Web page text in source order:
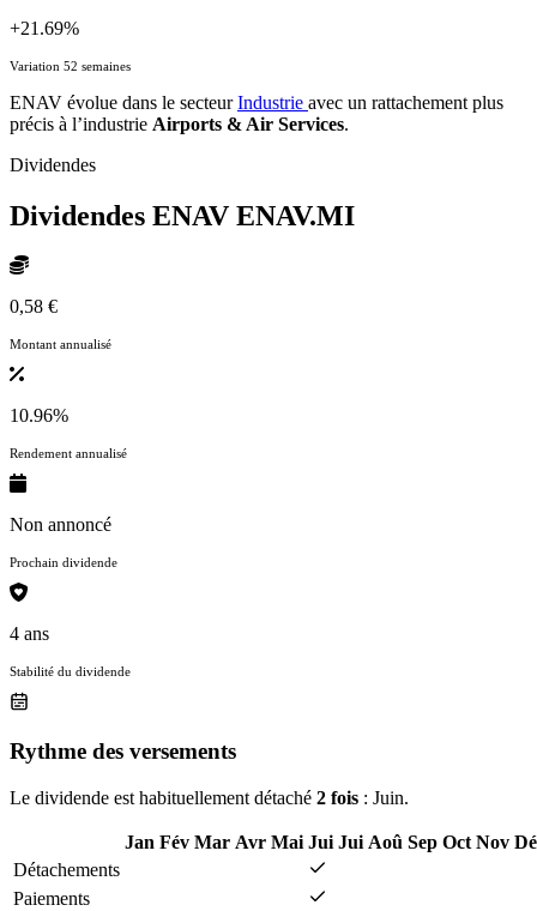
+21.69%
Variation 52 semaines
ENAV évolue dans le secteurIndustrie avec un rattachement plus
précis à l’industrie Airports & Air Services.
Dividendes
Dividendes ENAV ENAV.MI
0,58 €
Montant annualisé
10.96%
Rendement annualisé
Non annoncé
Prochain dividende
4 ans
Stabilité du dividende
Rythme des versements
Le dividende est habituellement détaché 2 fois : Juin.
Jan Fév Mar Avr Mai Jui Jui Aoû Sep Oct Nov
Détachements
Paiements